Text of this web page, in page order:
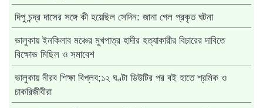
দিপু চন্দ্র দাসের সঙ্গে কী হয়েছিল সেদিন: জানা গেল প্রকৃত ঘটনা
ভালুকায় ইনকিলাব মঞ্চের মুখপাত্র হাদীর হত্যাকারীর বিচারের দাবিতে
বিক্ষোভ মিছিল ও সমাবেশ
ভালুকায় নীরব শিক্ষা বিপ্লব;১২ ঘণ্টা ডিউটির পর বই হাতে শ্রমিক ও
চাকরিজীবীরা